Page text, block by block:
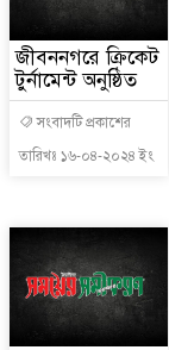
জীবননগরে ক্রিকেট
টুর্নামেন্ট অনুষ্ঠিত
সংবাদটি প্রকাশের
তারিখঃ ১৬-০৪-২০২৪ ইং